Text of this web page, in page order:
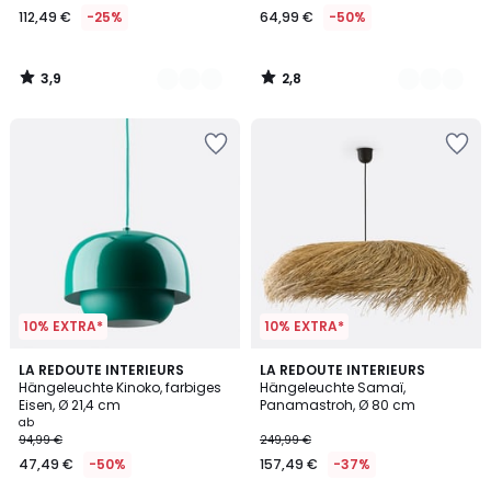
€
149,99
€
112,49 € -25%
3,9
/
64,99 € -50%
2,8
/
10% EXTRA*
LA REDOUTE INTERIEURS
Hängeleuchte Kinoko, farbiges
Eisen, Ø 21,4 cm
ab
94,99 €
47,49 € -50%
4,7
/ 5
4
Farben
10% EXTRA*
LA REDOUTE INTERIEURS
Hängeleuchte Samaï,
Panamastroh, Ø 80 cm
249,99 €
157,49 € -37%
4,5
/ 5